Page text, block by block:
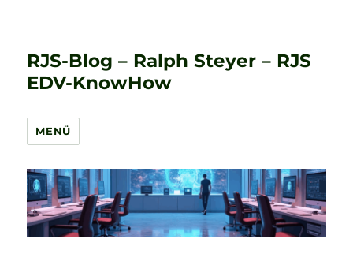
RJS-Blog – Ralph Steyer – RJS
EDV-KnowHow
MENÜ